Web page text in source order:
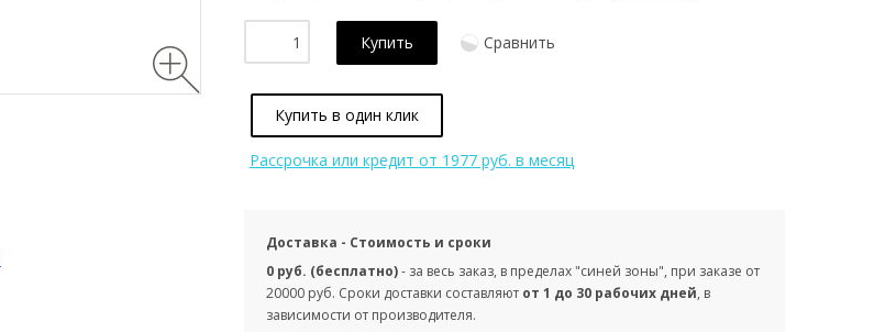
Купить Сравнить
Купить в один клик
Рассрочка или кредит от 1977 руб. в месяц
Доставка - Стоимость и сроки
0 руб. (бесплатно)- за весь заказ, в пределах "синей зоны", при заказе от
20000 руб. Сроки доставки составляют от 1 до 30 рабочих дней, в
зависимости от производителя.